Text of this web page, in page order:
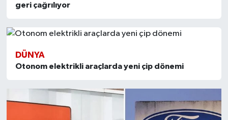
geri çağrılıyor
DÜNYA
Otonom elektrikli araçlarda yeni çip dönemi